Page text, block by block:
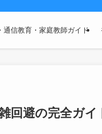
通信教育・家庭教師ガイド
回避の完全ガイ